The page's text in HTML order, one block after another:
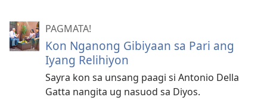
PAGMATA!
Kon Nganong Gibiyaan sa Pari ang
Iyang Relihiyon
Sayra kon sa unsang paagi si Antonio Della
Gatta nangita ug nasuod sa Diyos.